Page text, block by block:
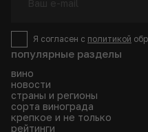
популярные разделы
вино
новости
страны и регионы
сорта винограда
крепкое и не только
рейтинги
Я согласен с политикой